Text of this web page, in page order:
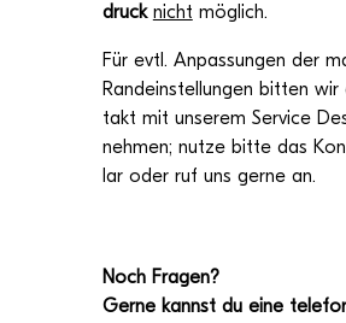
druck nicht möglich.
Für evtl. Anpas­sun­gen der
Rand­ein­stel­lun­gen bit­ten
takt mit unse­rem Ser­vice
neh­men; nutze bitte das
lar oder ruf uns gerne an.
Noch Fra­gen?
Gerne kannst du eine